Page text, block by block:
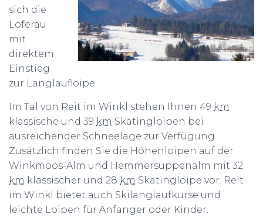
sich die
Loferau
mit
direktem
Einstieg
zur Langlaufloipe.
Im Tal von Reit im Winkl stehen Ihnen 49 km
klassische und 39 km Skatingloipen bei
ausreichender Schneelage zur Verfügung.
Zusätzlich finden Sie die Höhenloipen auf der
Winkmoos-Alm und Hemmersuppenalm mit 32
km klassischer und 28 km Skatingloipe vor. Reit
im Winkl bietet auch Skilanglaufkurse und
leichte Loipen für Anfänger oder Kinder.